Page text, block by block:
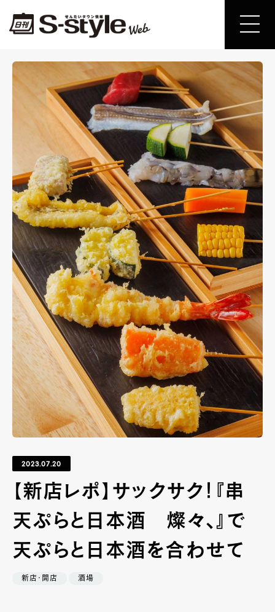
2023.07.20
【新店レポ】サックサク！『串
天ぷらと日本酒 燦々、』で
天ぷらと日本酒を合わせて
新店・開店 酒場